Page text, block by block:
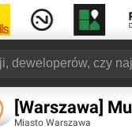
[Warszawa]
Miasto Warszawa